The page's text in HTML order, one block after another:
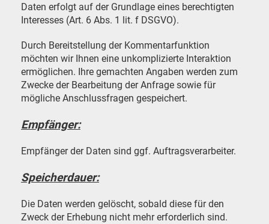
Daten erfolgt auf der Grundlage eines berechtigten
Interesses (Art. 6 Abs. 1 lit. f DSGVO).
Durch Bereitstellung der Kommentarfunktion
möchten wir Ihnen eine unkomplizierte Interaktion
ermöglichen. Ihre gemachten Angaben werden zum
Zwecke der Bearbeitung der Anfrage sowie für
mögliche Anschlussfragen gespeichert.
Empfänger:
Empfänger der Daten sind ggf. Auftragsverarbeiter.
Speicherdauer:
Die Daten werden gelöscht, sobald diese für den
Zweck der Erhebung nicht mehr erforderlich sind.